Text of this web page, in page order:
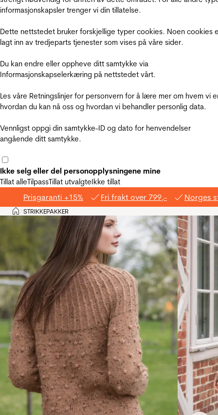
informasjonskapsler trenger vi din tillatelse.
Dette nettstedet bruker forskjellige typer cookies. Noen cookies
lagt inn av tredjeparts tjenester som vises på våre sider.
Du kan endre eller oppheve ditt samtykke via
Informasjonskapselerkæring på nettstedet vårt.
Les våre Retningslinjer for personvern for å lære mer om hvem vi
hvordan du kan nå oss og hvordan vi behandler personlig data.
Vennligst oppgi din samtykke-ID og dato for henvendelser
angående ditt samtykke.
Ikke selg eller del personopplysningene mine
Tillat alleTilpassTillat utvalgteIkke tillat
Prisgaranti +15% Fri frakt over 799,- Norges
Hjem
>STRIKKEPAKKER